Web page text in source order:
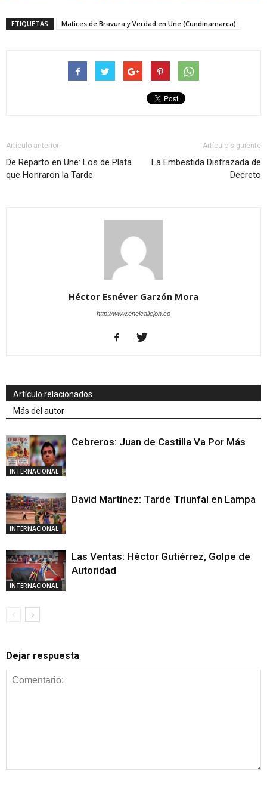
ETIQUETAS Matices de Bravura y Verdad en Une (Cundinamarca)
Artículo anterior
De Reparto en Une: Los de Plata
que Honraron la Tarde
Artículo siguiente
La Embestida Disfrazada de
Decreto
Héctor Esnéver Garzón Mora
http://www.enelcallejon.co
Artículo relacionados
Más del autor
INTERNACIONAL
Cebreros: Juan de Castilla Va Por Más
INTERNACIONAL
David Martínez: Tarde Triunfal en Lampa
INTERNACIONAL
Las Ventas: Héctor Gutiérrez, Golpe de
Autoridad
Dejar respuesta